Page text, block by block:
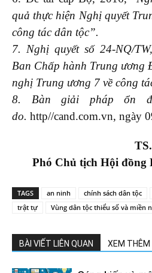
quả thực hiện Nghị quyết
công tác dân tộc”.
7. Nghị quyết số 24-NQ/
Ban Chấp hành Trung
nghị Trung ương 7 về công
8. Bàn giải pháp ổn
do. http//cand.com.vn, ngày
Phó Chủ tịch Hội đồng
TAGS an ninh chính sách dân tộc
trật tự
Vùng dân tộc thiểu số và miền
BÀI VIẾT LIÊN QUAN XEM THÊM